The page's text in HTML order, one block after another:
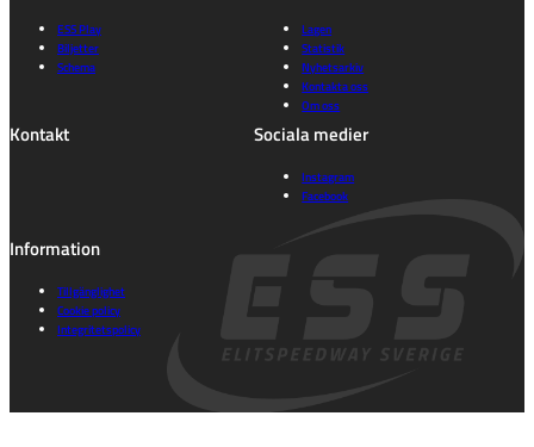
ESS Play
Biljetter
Schema
Lagen
Statistik
Nyhetsarkiv
Kontakta oss
Om oss
Kontakt Sociala medier
Instagram
Facebook
Information
Tillgänglighet
Cookie policy
Integritetspolicy